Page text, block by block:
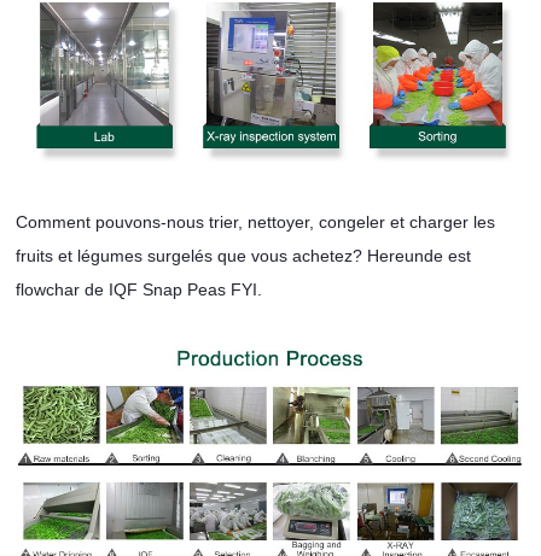
Comment pouvons-nous trier, nettoyer, congeler et charger les
fruits et légumes surgelés que vous achetez? Hereunde est
flowchar de IQF Snap Peas FYI.